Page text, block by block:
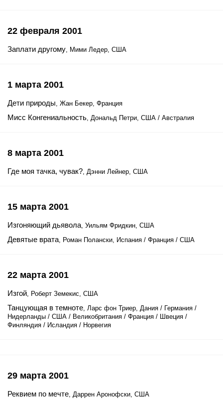
22 февраля 2001
Заплати другому, Мими Ледер, США
1 марта 2001
Дети природы, Жан Бекер, Франция
Мисс Конгениальность, Дональд Петри, США / Австралия
8 марта 2001
Где моя тачка, чувак?, Дэнни Лейнер, США
15 марта 2001
Изгоняющий дьявола, Уильям Фридкин, США
Девятые врата, Роман Полански, Испания / Франция / США
22 марта 2001
Изгой, Роберт Земекис, США
Танцующая в темноте, Ларс фон Триер, Дания / Германия /
Нидерланды / США / Великобритания / Франция / Швеция /
Финляндия / Исландия / Норвегия
29 марта 2001
Реквием по мечте, Даррен Аронофски, США